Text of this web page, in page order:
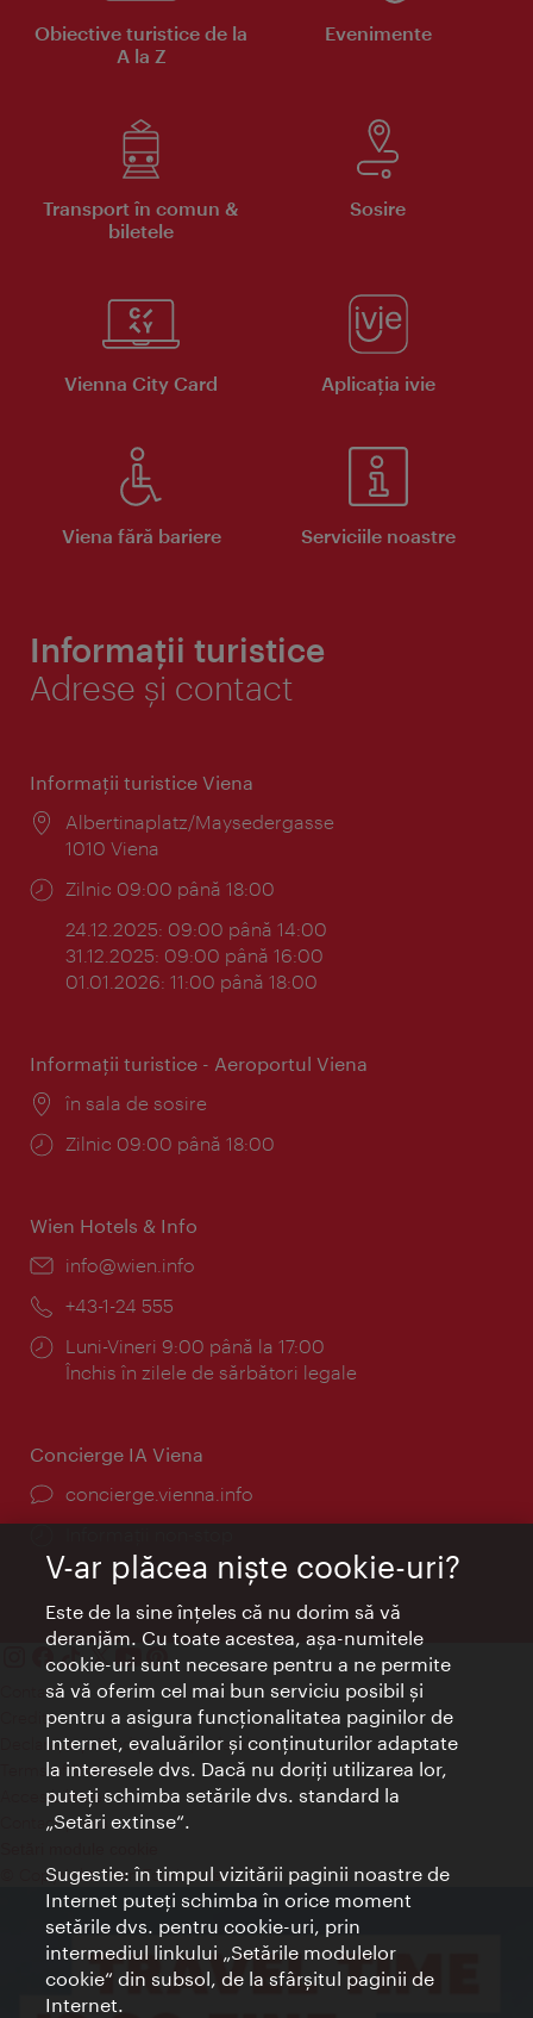
Obiective turistice de la
A la Z
Evenimente
Transport în comun &
biletele
Sosire
Vienna City Card Aplicaţia ivie
Viena fără bariere Serviciile noastre
Informații turistice
Adrese și contact
Informaţii turistice Viena
Locul:
Albertinaplatz/Maysedergasse
1010 Viena
Program:
Zilnic 09:00 până 18:00
24.12.2025: 09:00 până 14:00
31.12.2025: 09:00 până 16:00
01.01.2026: 11:00 până 18:00
Informaţii turistice - Aeroportul Viena
Locul:
în sala de sosire
Program:
Zilnic 09:00 până 18:00
Wien Hotels & Info
E-
info@wien.info
Telefon:
+43-1-24 555
Program:
Luni-Vineri 9:00 până la 17:00
Închis în zilele de sărbători legale
Concierge IA Viena
concierge.vienna.info
Contact
Credits
Declaraţie privind protecţia datelor
Terms of Use
Accesibilitate
Contact presa
© Copyright Wien Tourismus
V-ar plăcea nişte cookie-uri?
Este de la sine înţeles că nu dorim să vă
deranjăm. Cu toate acestea, aşa-numitele
cookie-uri sunt necesare pentru a ne permite
să vă oferim cel mai bun serviciu posibil şi
pentru a asigura funcţionalitatea paginilor de
Internet, evaluărilor şi conţinuturilor adaptate
la interesele dvs. Dacă nu doriţi utilizarea lor,
puteţi schimba setările dvs. standard la
„Setări extinse“.
Sugestie: în timpul vizitării paginii noastre de
Internet puteţi schimba în orice moment
setările dvs. pentru cookie-uri, prin
intermediul linkului „Setările modulelor
cookie“ din subsol, de la sfârşitul paginii de
Internet.